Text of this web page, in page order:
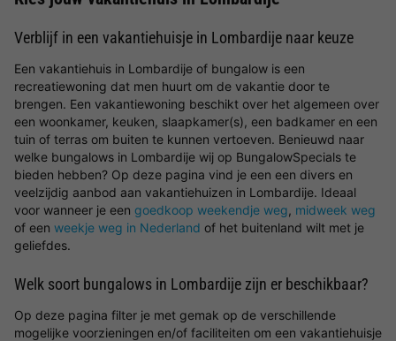
Verblijf in een vakantiehuisje in Lombardije naar keuze
Een vakantiehuis in Lombardije of bungalow is een
recreatiewoning dat men huurt om de vakantie door te
brengen. Een vakantiewoning beschikt over het algemeen over
een woonkamer, keuken, slaapkamer(s), een badkamer en een
tuin of terras om buiten te kunnen vertoeven. Benieuwd naar
welke bungalows in Lombardije wij op BungalowSpecials te
bieden hebben? Op deze pagina vind je een een divers en
veelzijdig aanbod aan vakantiehuizen in Lombardije. Ideaal
voor wanneer je een goedkoop weekendje weg, midweek weg
of een weekje weg in Nederland of het buitenland wilt met je
geliefdes.
Welk soort bungalows in Lombardije zijn er beschikbaar?
Op deze pagina filter je met gemak op de verschillende
mogelijke voorzieningen en/of faciliteiten om een vakantiehuisje